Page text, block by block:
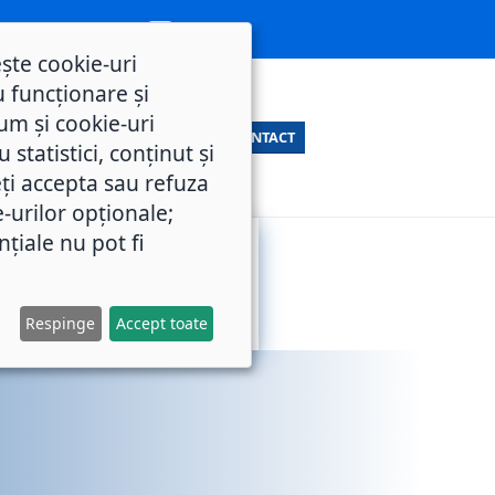
CONTACT
cookie-uri
funcționare și
și cookie-uri
statistici, conținut și
accepta sau refuza
urilor opționale;
nu pot fi
Respinge Accept toate